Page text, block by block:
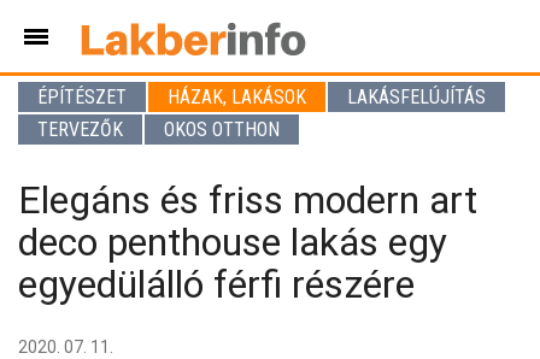
ÉPÍTÉSZET HÁZAK, LAKÁSOK
LAKÁSFELÚJÍTÁS
TERVEZŐK
OKOS OTTHON
Elegáns és friss modern art
deco penthouse lakás egy
egyedülálló férfi részére
2020. 07. 11.